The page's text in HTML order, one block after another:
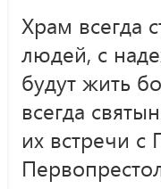
Храм всегда
людей, с
будут жить
всегда
их встречи